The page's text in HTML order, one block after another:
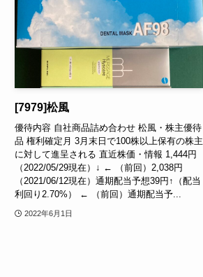
[7979]松風
優待内容 自社商品詰め合わせ 松風・株主優待
品 権利確定月 3月末日で100株以上保有の株主
に対して進呈される 直近株価・情報 1,444円
（2022/05/29現在）↓ ← （前回）2,038円
（2021/06/12現在）通期配当予想39円↑（配当
利回り2.70%） ← （前回）通期配当予...
2022年6月1日